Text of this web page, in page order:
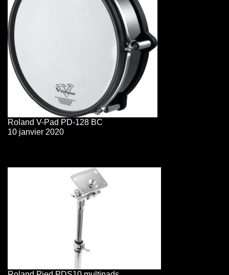
Roland V-Pad PD-128 BC
10 janvier 2020